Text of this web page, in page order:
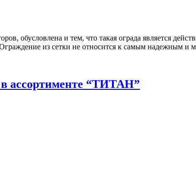
обусловлена и тем, что такая ограда является
из сетки не относится к самым надежным и
ассортименте “ТИТАН”